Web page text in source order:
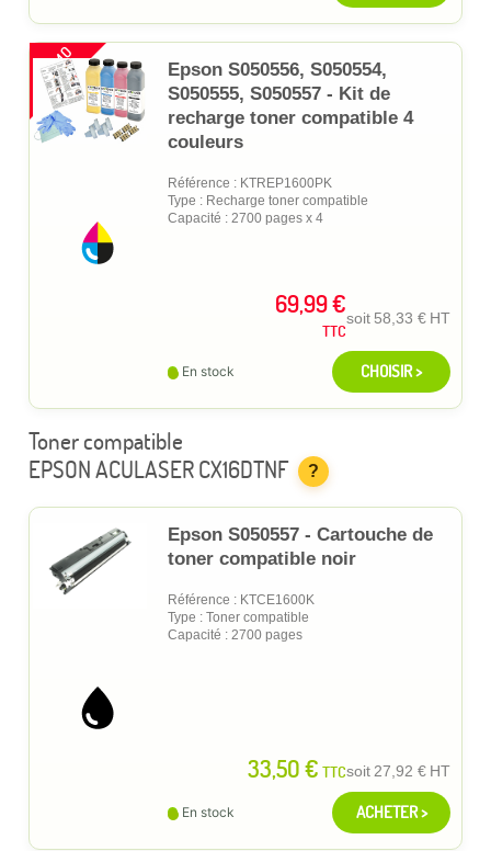
PROMO
Epson S050556, S050554,
S050555, S050557 - Kit de
recharge toner compatible 4
couleurs
Référence : KTREP1600PK
Type : Recharge toner compatible
Capacité : 2700 pages x 4
69,99 €
TTC
soit 58,33 € HT
En stock CHOISIR >
Toner compatible
EPSON ACULASER CX16DTNF
?
Epson S050557 - Cartouche de
toner compatible noir
Référence : KTCE1600K
Type : Toner compatible
Capacité : 2700 pages
33,50 € TTCsoit27,92 € HT
En stock ACHETER >